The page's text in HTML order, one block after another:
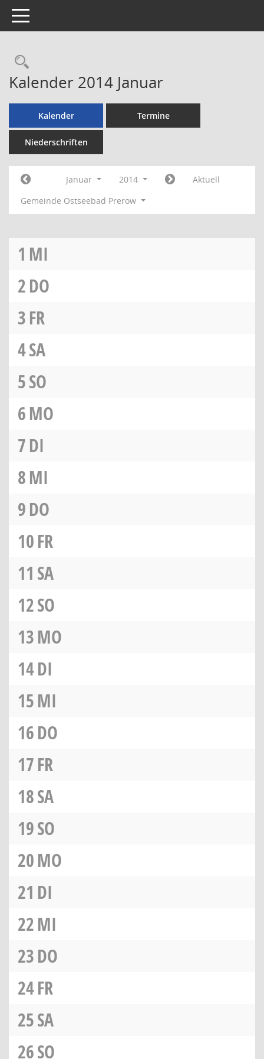
Toggle navigation
Rechercheauswahl
Kalender 2014 Januar
Kalender Termine
Niederschriften
Januar 2014
Aktuell
Gemeinde Ostseebad Prerow
1 MI
2DO
3FR
4SA
5SO
6MO
7DI
8MI
9DO
10FR
11 SA
12SO
13MO
14DI
15MI
16DO
17FR
18SA
19SO
20MO
21 DI
22MI
23DO
24FR
25SA
26SO